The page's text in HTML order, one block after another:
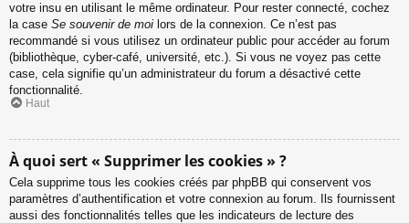
votre insu en utilisant le même ordinateur. Pour rester connecté, cochez
la case Se souvenir de moi lors de la connexion. Ce n’est pas
recommandé si vous utilisez un ordinateur public pour accéder au forum
(bibliothèque, cyber-café, université, etc.). Si vous ne voyez pas cette
case, cela signifie qu’un administrateur du forum a désactivé cette
fonctionnalité.
Haut
À quoi sert « Supprimer les cookies » ?
Cela supprime tous les cookies créés par phpBB qui conservent vos
paramètres d’authentification et votre connexion au forum. Ils fournissent
aussi des fonctionnalités telles que les indicateurs de lecture des